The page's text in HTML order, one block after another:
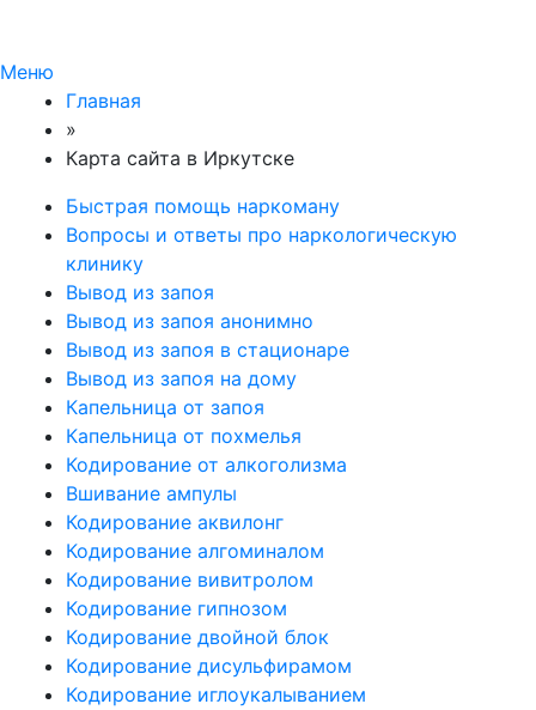
Меню
Главная
»
Карта сайта в Иркутске
Быстрая помощь наркоману
Вопросы и ответы про наркологическую
клинику
Вывод из запоя
Вывод из запоя анонимно
Вывод из запоя в стационаре
Вывод из запоя на дому
Капельница от запоя
Капельница от похмелья
Кодирование от алкоголизма
Вшивание ампулы
Кодирование аквилонг
Кодирование алгоминалом
Кодирование вивитролом
Кодирование гипнозом
Кодирование двойной блок
Кодирование дисульфирамом
Кодирование иглоукалыванием